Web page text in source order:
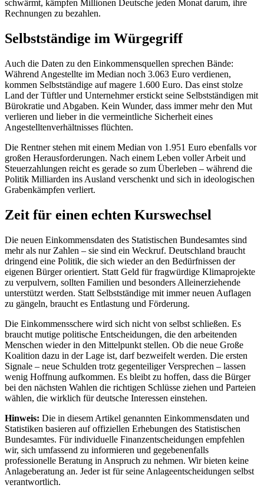
schwärmt, kämpfen Millionen Deutsche jeden Monat darum, ihre
Rechnungen zu bezahlen.
Selbstständige im Würgegriff
Auch die Daten zu den Einkommensquellen sprechen Bände:
Während Angestellte im Median noch 3.063 Euro verdienen,
kommen Selbstständige auf magere 1.600 Euro. Das einst stolze
Land der Tüftler und Unternehmer erstickt seine Selbstständigen mit
Bürokratie und Abgaben. Kein Wunder, dass immer mehr den Mut
verlieren und lieber in die vermeintliche Sicherheit eines
Angestelltenverhältnisses flüchten.
Die Rentner stehen mit einem Median von 1.951 Euro ebenfalls vor
großen Herausforderungen. Nach einem Leben voller Arbeit und
Steuerzahlungen reicht es gerade so zum Überleben – während die
Politik Milliarden ins Ausland verschenkt und sich in ideologischen
Grabenkämpfen verliert.
Zeit für einen echten Kurswechsel
Die neuen Einkommensdaten des Statistischen Bundesamtes sind
mehr als nur Zahlen – sie sind ein Weckruf. Deutschland braucht
dringend eine Politik, die sich wieder an den Bedürfnissen der
eigenen Bürger orientiert. Statt Geld für fragwürdige Klimaprojekte
zu verpulvern, sollten Familien und besonders Alleinerziehende
unterstützt werden. Statt Selbstständige mit immer neuen Auflagen
zu gängeln, braucht es Entlastung und Förderung.
Die Einkommensschere wird sich nicht von selbst schließen. Es
braucht mutige politische Entscheidungen, die den arbeitenden
Menschen wieder in den Mittelpunkt stellen. Ob die neue Große
Koalition dazu in der Lage ist, darf bezweifelt werden. Die ersten
Signale – neue Schulden trotz gegenteiliger Versprechen – lassen
wenig Hoffnung aufkommen. Es bleibt zu hoffen, dass die Bürger
bei den nächsten Wahlen die richtigen Schlüsse ziehen und Parteien
wählen, die wirklich für deutsche Interessen einstehen.
Hinweis: Die in diesem Artikel genannten Einkommensdaten und
Statistiken basieren auf offiziellen Erhebungen des Statistischen
Bundesamtes. Für individuelle Finanzentscheidungen empfehlen
wir, sich umfassend zu informieren und gegebenenfalls
professionelle Beratung in Anspruch zu nehmen. Wir bieten keine
Anlageberatung an. Jeder ist für seine Anlageentscheidungen selbst
verantwortlich.